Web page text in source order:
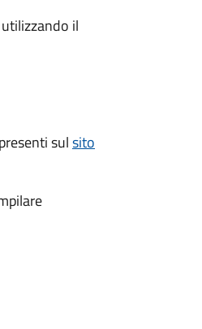
il
sulsito